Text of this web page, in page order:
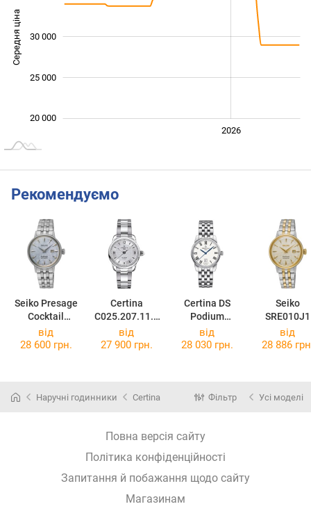
Середня ціна 24 000
20 000
30 000
25 000
2026
Рекомендуємо
Seiko Presage
Cocktail
SRE007J1
Certina
C025.207.11.0
37.00
Certina DS
Podium
C001.007.11.0
13.00
Seiko
SRE010J1
від
28 600 грн.
від
27 900 грн.
від
28 030 грн.
від
28 886
Наручні годинники Certina Фільтр Усі моделі
Повна версія сайту
Політика конфіденційності
Запитання й побажання щодо сайту
Магазинам